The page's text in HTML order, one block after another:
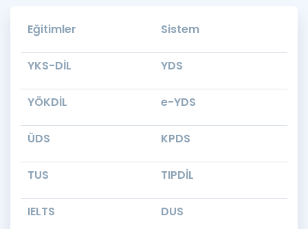
Kampanyalar
Blog
İngilizce Gramer
Eğitimler Sistem
YKS-DİL YDS
YÖKDİL e-YDS
ÜDS KPDS
TUS TIPDİL
IELTS DUS